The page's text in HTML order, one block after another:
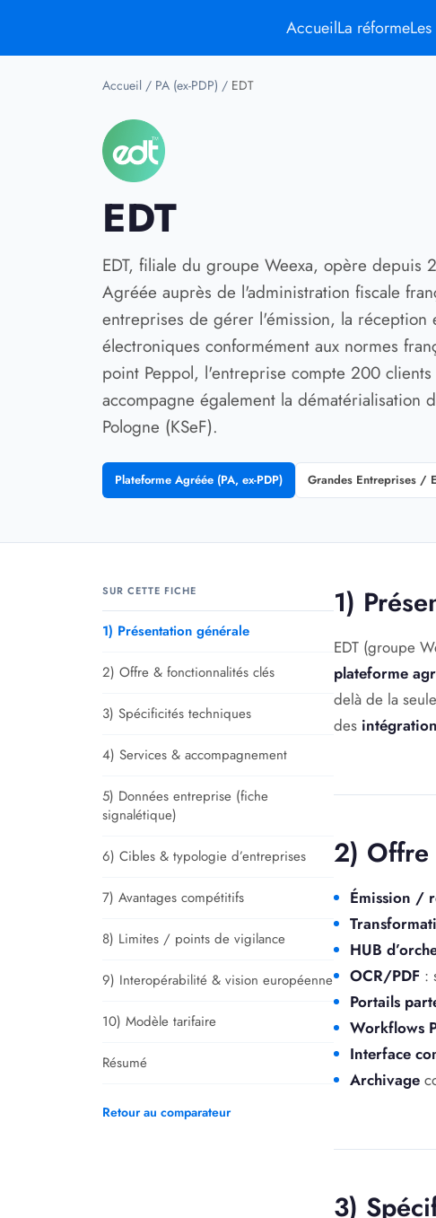
AccueilLa réforme
Accueil / PA (ex-PDP) / EDT
EDT
EDT, filiale du groupe Weexa, opère depuis
Agréée auprès de l'administration fiscale
entreprises de gérer l'émission, la réception
électroniques conformément aux normes
point Peppol, l'entreprise compte 200
accompagne également la dématérialisation
Pologne (KSeF).
Plateforme Agréée (PA, ex-PDP) Grandes Entreprises /
SUR CETTE FICHE
1) Présentation générale
2) Offre & fonctionnalités clés
3) Spécificités techniques
4) Services & accompagnement
5) Données entreprise (fiche
signalétique)
6) Cibles & typologie d’entreprises
7) Avantages compétitifs
8) Limites / points de vigilance
9) Interopérabilité & vision européenne
10) Modèle tarifaire
Résumé
Retour au comparateur
1)
EDT (groupe
plateforme
delà de la
des
2) Offre
Émission /
HUB
OCR/PDF :
Portails
Workflows
Interface
Archivage
3)